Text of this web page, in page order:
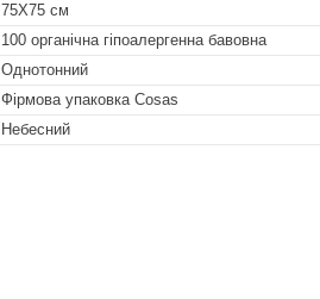
75X75 см
100 органічна гіпоалергенна бавовна
Однотонний
Фірмова упаковка Cosas
Небесний